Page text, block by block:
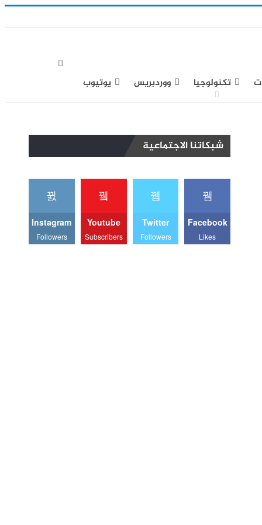
تكنولوجيا ووردبريس يوتيوب
شبكاتنا الاجتماعية
Facebook
Likes
Twitter
Followers
Youtube
Subscribers
Instagram
Followers